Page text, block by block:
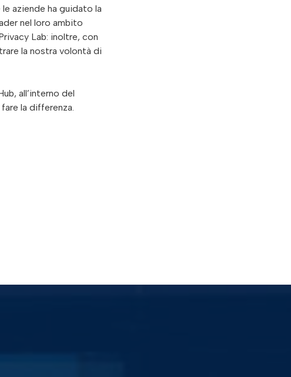
aziende ha guidato la
nel loro ambito
Lab: inoltre, con
la nostra volontà di
all’interno del
la differenza.